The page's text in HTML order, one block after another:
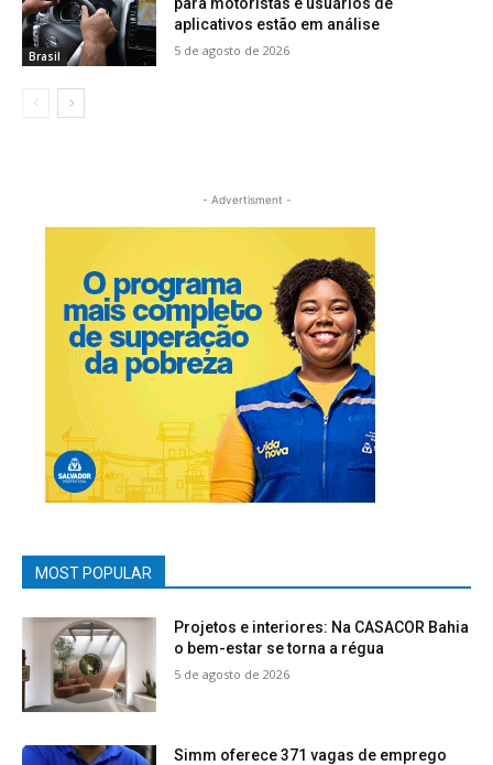
Brasil
aplicativos estão em análise
5 de agosto de 2026
- Advertisment -
MOST POPULAR
Projetos e interiores: Na CASACOR Bahia
o bem-estar se torna a régua
5 de agosto de 2026
Simm oferece 371 vagas de emprego